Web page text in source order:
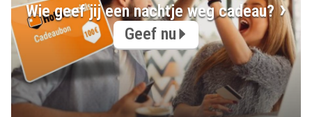
Wie geef jij een nachtje weg cadeau?
Geef nu